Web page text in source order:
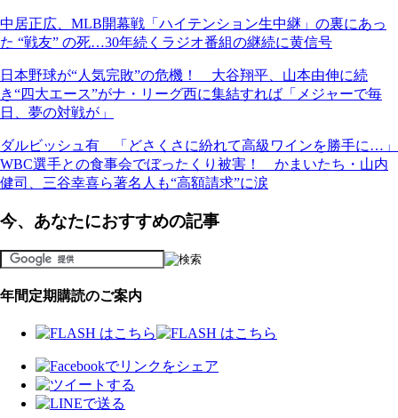
中居正広、MLB開幕戦「ハイテンション生中継」の裏にあっ
た “戦友” の死…30年続くラジオ番組の継続に黄信号
日本野球が“人気完敗”の危機！ 大谷翔平、山本由伸に続
き“四大エース”がナ・リーグ西に集結すれば「メジャーで毎
日、夢の対戦が」
ダルビッシュ有 「どさくさに紛れて高級ワインを勝手に…」
WBC選手との食事会でぼったくり被害！ かまいたち・山内
健司、三谷幸喜ら著名人も“高額請求”に涙
今、あなたにおすすめの記事
年間定期購読のご案内